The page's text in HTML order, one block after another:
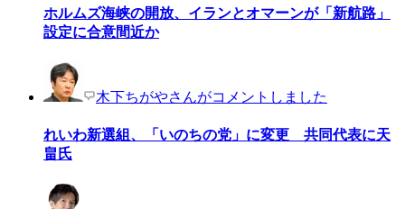
ホルムズ海峡の開放、イランとオマーンが「新航路」
設定に合意間近か
木下ちがやさんがコメントしました
れいわ新選組、「いのちの党」に変更 共同代表に天
畠氏